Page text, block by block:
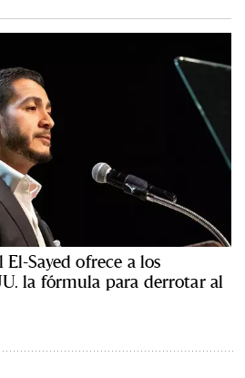
Sayed ofrece a los
la fórmula para derrotar al